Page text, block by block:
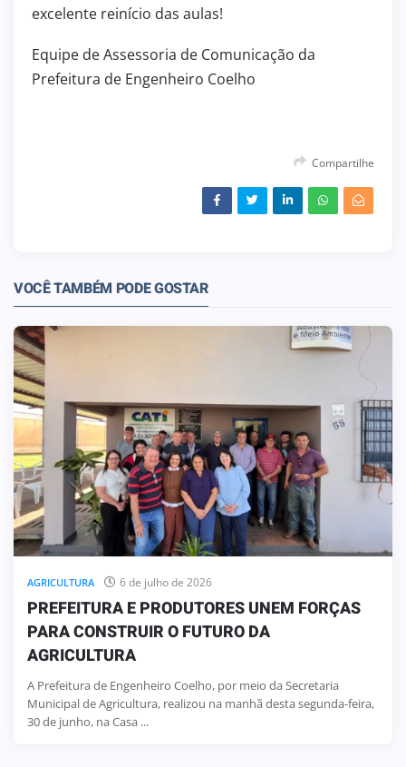
excelente reinício das aulas!
Equipe de Assessoria de Comunicação da
Prefeitura de Engenheiro Coelho
Compartilhe
VOCÊ TAMBÉM PODE GOSTAR
AGRICULTURA 6 de julho de 2026
PREFEITURA E PRODUTORES UNEM FORÇAS
PARA CONSTRUIR O FUTURO DA
AGRICULTURA
A Prefeitura de Engenheiro Coelho, por meio da Secretaria
Municipal de Agricultura, realizou na manhã desta segunda-feira,
30 de junho, na Casa ...